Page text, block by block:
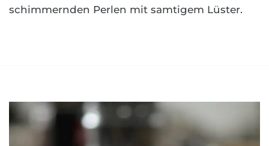
schimmernden Perlen mit samtigem Lüster.